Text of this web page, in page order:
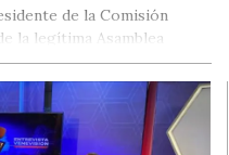
de la Comisión
la legítima Asamblea